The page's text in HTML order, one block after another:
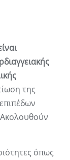
της
Ακολουθούν
όπως